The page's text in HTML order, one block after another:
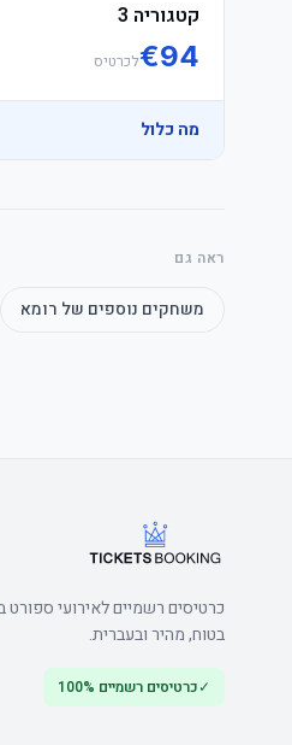
המלצה: מומלץ להגיע מוקדם
המלצה: מומלץ להגיע מוקדם
קטגוריה 3
€94 לכרטיס
מה כלול
ראה גם
משחקים נוספים של רומא
כרטיסים רשמיים לאירועי ספורט
בטוח, מהיר ובעברית.
✓כרטיסים רשמיים 100%